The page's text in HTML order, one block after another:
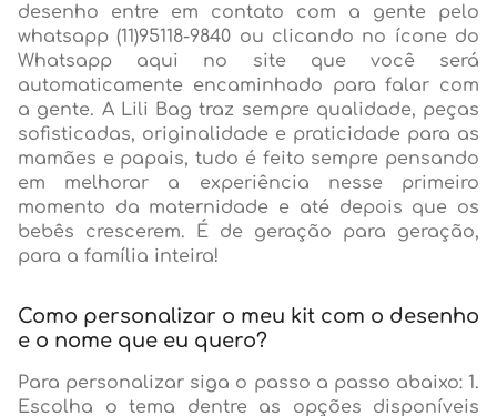
desenho entre em contato com a gente pelo
whatsapp (11)95118-9840 ou clicando no ícone do
Whatsapp aqui no site que você será
automaticamente encaminhado para falar com
a gente. A Lili Bag traz sempre qualidade, peças
sofisticadas, originalidade e praticidade para as
mamães e papais, tudo é feito sempre pensando
em melhorar a experiência nesse primeiro
momento da maternidade e até depois que os
bebês crescerem. É de geração para geração,
para a família inteira!
Como personalizar o meu kit com o desenho
e o nome que eu quero?
Para personalizar siga o passo a passo abaixo: 1.
Escolha o tema dentre as opções disponíveis